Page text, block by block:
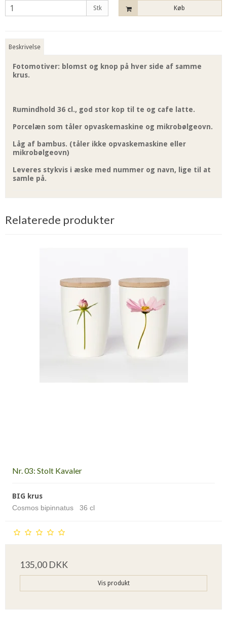
Stk Køb
Beskrivelse
Fotomotiver: blomst og knop på hver side af samme
krus.
Rumindhold 36 cl., god stor kop til te og cafe latte.
Porcelæn som tåler opvaskemaskine og mikrobølgeovn.
Låg af bambus. (tåler ikke opvaskemaskine eller
mikrobølgeovn)
Leveres stykvis i æske med nummer og navn, lige til at
samle på.
Relaterede produkter
Nr. 03: Stolt Kavaler
BIG krus
Cosmos bipinnatus 36 cl
135,00 DKK
Vis produkt